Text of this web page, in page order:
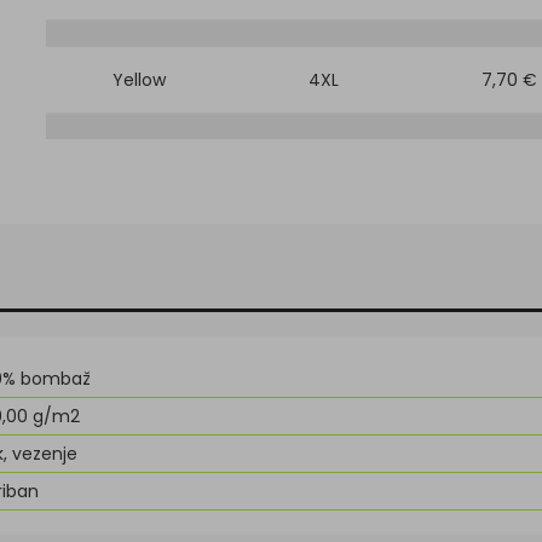
Yellow 4XL 7,70 €
bombaž
g/m2
vezenje